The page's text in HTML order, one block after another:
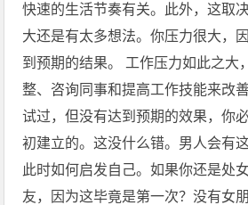
快速的生活节奏有关。此外，这取
大还是有太多想法。你压力很大，
到预期的结果。 工作压力如此之大
整、咨询同事和提高工作技能来改
试过，但没有达到预期的效果，你
初建立的。这没什么错。男人会有
此时如何启发自己。如果你还是处
友，因为这毕竟是第一次？没有女